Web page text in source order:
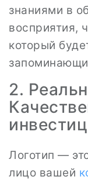
знаниями в
восприятия,
который
2.
Логотип —
лицо вашей